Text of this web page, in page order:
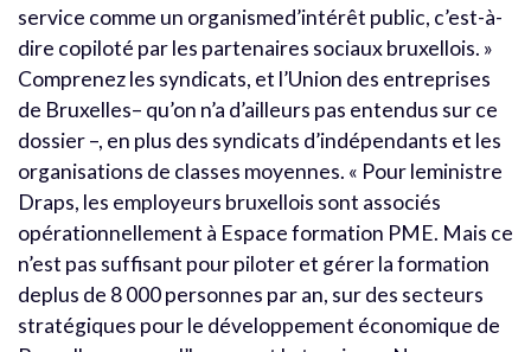
service comme un organismed’intérêt public, c’est-à-
dire copiloté par les partenaires sociaux bruxellois. »
Comprenez les syndicats, et l’Union des entreprises
de Bruxelles– qu’on n’a d’ailleurs pas entendus sur ce
dossier –, en plus des syndicats d’indépendants et les
organisations de classes moyennes. « Pour leministre
Draps, les employeurs bruxellois sont associés
opérationnellement à Espace formation PME. Mais ce
n’est pas suffisant pour piloter et gérer la formation
deplus de 8 000 personnes par an, sur des secteurs
stratégiques pour le développement économique de